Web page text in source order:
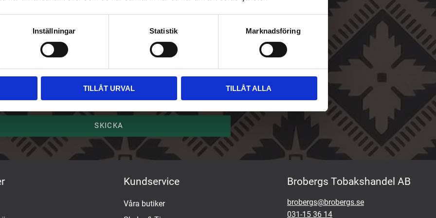
Inställningar Statistik Marknadsföring
TILLÅT URVAL TILLÅT ALLA
SKICKA
Kundservice
Våra butiker
Brobergs Tobakshandel AB
brobergs@brobergs.se
031-15 36 14